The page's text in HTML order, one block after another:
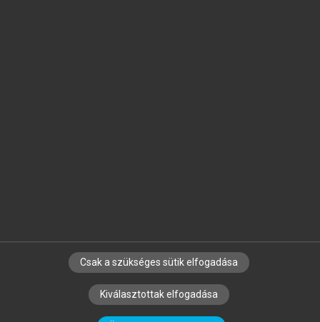
SZERZŐKNEK CÉGEKNEK KÖNYVTÁROSOKNAK
SZERKESZTÉSI ÉS LEKTORÁLÁSI ALAPELVEK
Csak a szükséges sütik elfogadása
Kiválasztottak elfogadása